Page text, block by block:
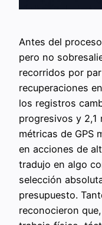
Antes del
pero no
recorridos por
recuperaciones
los registros
progresivos y 2,1
métricas de GPS
en acciones de
tradujo en algo
selección
presupuesto.
reconocieron